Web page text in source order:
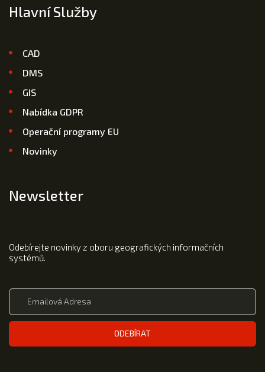
Hlavní Služby
CAD
DMS
GIS
Nabídka GDPR
Operační programy EU
Novinky
Newsletter
Odebírejte novinky z oboru geografických informačních
systémů.
ODEBÍRAT